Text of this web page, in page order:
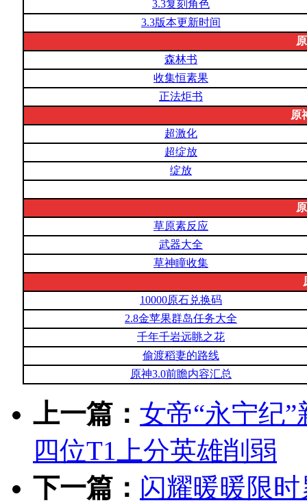
3.3复刻角色
3.3版本更新时间
森林书
收集恒素果
正法炬书
原
超激化
超绽放
绽放
草原素反应
武器大全
草神瞳收集
10000原石兑换码
2.8金苹果群岛任务大全
千年千岩远眺之花
偷渡稻妻的路线
原神3.0前瞻内容汇总
上一篇： 女帝“永宁纪
四位T1上分英雄削弱
下一篇： 闪耀暖暖限